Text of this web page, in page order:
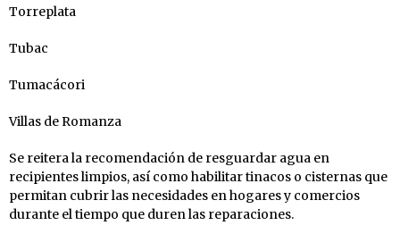
Torreplata
Tubac
Tumacácori
Villas de Romanza
Se reitera la recomendación de resguardar agua en
recipientes limpios, así como habilitar tinacos o cisternas que
permitan cubrir las necesidades en hogares y comercios
durante el tiempo que duren las reparaciones.